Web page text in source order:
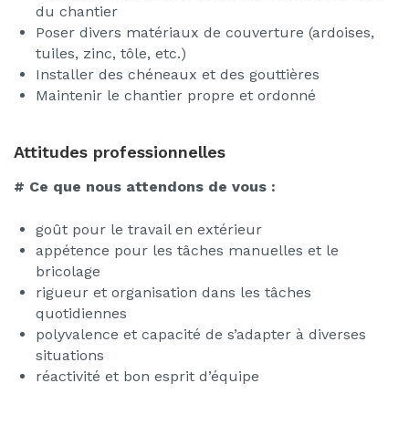
du chantier
Poser divers matériaux de couverture (ardoises,
tuiles, zinc, tôle, etc.)
Installer des chéneaux et des gouttières
Maintenir le chantier propre et ordonné
Attitudes professionnelles
# Ce que nous attendons de vous :
goût pour le travail en extérieur
appétence pour les tâches manuelles et le
bricolage
rigueur et organisation dans les tâches
quotidiennes
polyvalence et capacité de s’adapter à diverses
situations
réactivité et bon esprit d’équipe